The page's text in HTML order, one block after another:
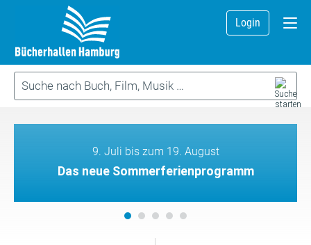
Login
9. Juli bis zum 19. August
Das neue Sommerferienprogramm